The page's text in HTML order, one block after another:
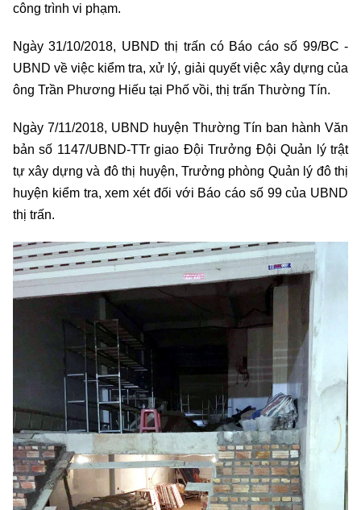
công trình vi phạm.
Ngày 31/10/2018, UBND thị trấn có Báo cáo số 99/BC -
UBND về việc kiểm tra, xử lý, giải quyết việc xây dựng của
ông Trần Phương Hiếu tại Phố vồi, thị trấn Thường Tín.
Ngày 7/11/2018, UBND huyện Thường Tín ban hành Văn
bản số 1147/UBND-TTr giao Đội Trưởng Đội Quản lý trật
tự xây dựng và đô thị huyện, Trưởng phòng Quản lý đô thị
huyện kiểm tra, xem xét đối với Báo cáo số 99 của UBND
thị trấn.